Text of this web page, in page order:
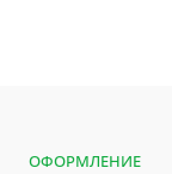
ОФОРМЛЕНИЕ